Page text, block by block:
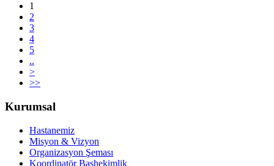
1
2
3
4
5
..
>
>>
Kurumsal
Hastanemiz
Misyon & Vizyon
Organizasyon Şeması
Koordinatör Başhekimlik